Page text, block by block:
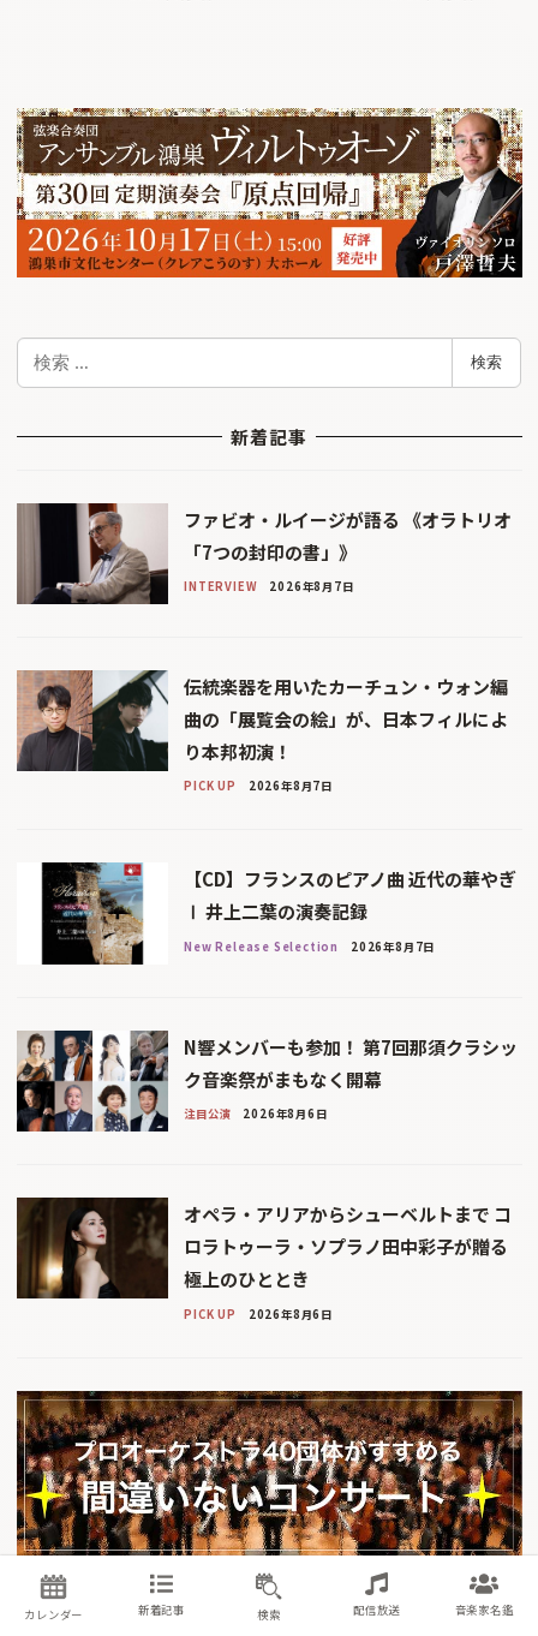
検
検索
新着記事
ファビオ・ルイージが語る 《オラトリオ
「7つの封印の書」》
INTERVIEW 2026年8月7日
伝統楽器を用いたカーチュン・ウォン編
曲の「展覧会の絵」が、日本フィルによ
り本邦初演！
PICK UP 2026年8月7日
【CD】フランスのピアノ曲 近代の華やぎ
Ⅰ 井上二葉の演奏記録
New Release Selection 2026年8月7日
N響メンバーも参加！ 第7回那須クラシッ
ク音楽祭がまもなく開幕
注目公演 2026年8月6日
オペラ・アリアからシューベルトまで コ
ロラトゥーラ・ソプラノ田中彩子が贈る
極上のひととき
PICK UP 2026年8月6日
カレンダー 新着記事 検索 配信放送 音楽家名鑑